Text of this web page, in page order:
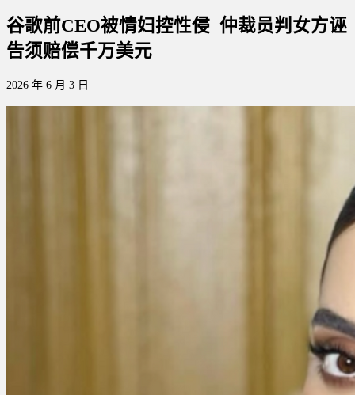
谷歌前CEO被情妇控性侵 仲裁员判女方诬
告须赔偿千万美元
2026 年 6 月 3 日